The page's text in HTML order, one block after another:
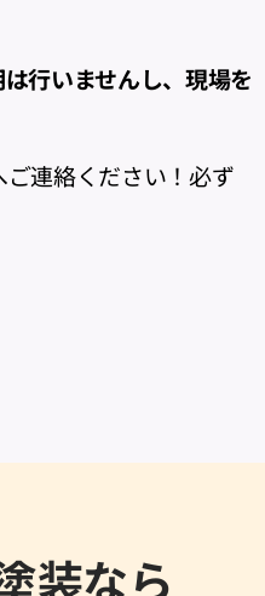
行いませんし、現場を
連絡ください！必ず
装なら